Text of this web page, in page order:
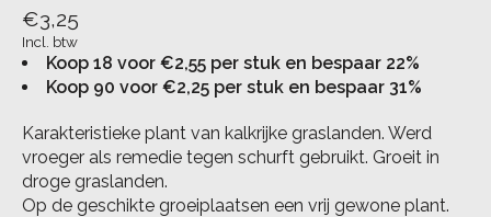
€3,25
Incl. btw
Koop 18 voor €2,55 per stuk en bespaar 22%
Koop 90 voor €2,25 per stuk en bespaar 31%
Karakteristieke plant van kalkrijke graslanden. Werd
vroeger als remedie tegen schurft gebruikt. Groeit in
droge graslanden.
Op de geschikte groeiplaatsen een vrij gewone plant.